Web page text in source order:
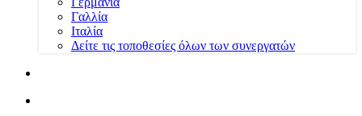
Γαλλία
Ιταλία
Δείτε τις τοποθεσίες όλων των συνεργατών